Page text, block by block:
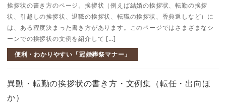
挨拶状の書き方のページ。挨拶状（例えば結婚の挨拶状、転勤の挨拶
状、引越しの挨拶状、退職の挨拶状、転職の挨拶状、香典返しなど）に
は、ある程度決まった書き方があります。このページではさまざまなシ
ーンでの挨拶状の文例を紹介して […]
便利・わかりやすい「冠婚葬祭マナー」
異動・転勤の挨拶状の書き方・文例集（転任・出向ほ
か）